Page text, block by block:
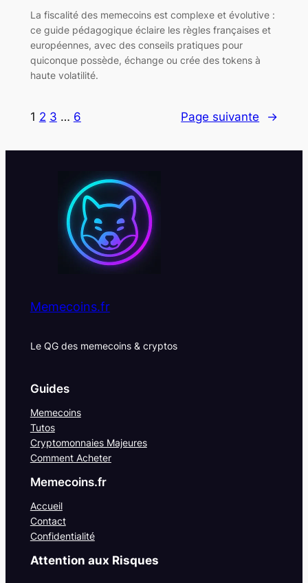
La fiscalité des memecoins est complexe et évolutive :
ce guide pédagogique éclaire les règles françaises et
européennes, avec des conseils pratiques pour
quiconque possède, échange ou crée des tokens à
haute volatilité.
1 2 3 … 6 Page suivante →
Memecoins.fr
Le QG des memecoins & cryptos
Guides
Memecoins
Tutos
Cryptomonnaies Majeures
Comment Acheter
Memecoins.fr
Accueil
Contact
Confidentialité
Attention aux Risques